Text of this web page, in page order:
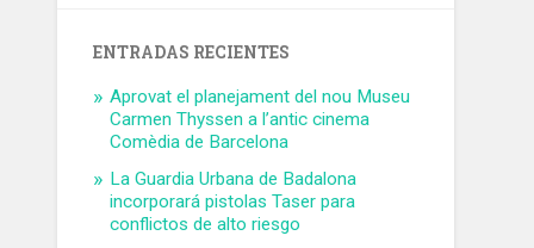
ENTRADAS RECIENTES
Aprovat el planejament del nou Museu
Carmen Thyssen a l’antic cinema
Comèdia de Barcelona
La Guardia Urbana de Badalona
incorporará pistolas Taser para
conflictos de alto riesgo